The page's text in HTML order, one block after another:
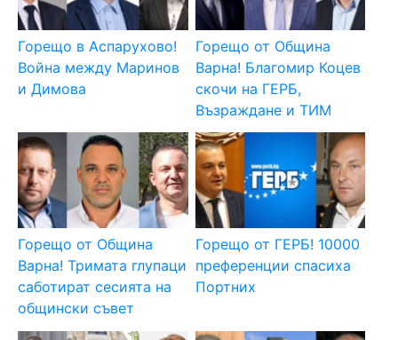
Горещо в Аспарухово!
Война между Маринов
и Димова
Горещо от Община
Варна! Благомир Коцев
скочи на ГЕРБ,
Възраждане и ТИМ
Горещо от Община
Варна! Тримата глупаци
саботират сесията на
общински съвет
Горещо от ГЕРБ! 10000
преференции спасиха
Портних